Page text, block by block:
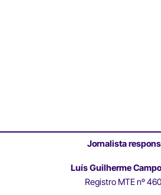
Jornalista
Luís Guilherme
Registro MTE nº